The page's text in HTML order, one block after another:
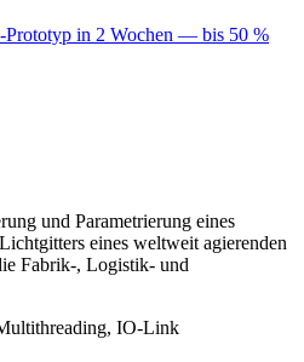
Prototyp in 2 Wochen — bis 50 %
und Parametrierung eines
eines weltweit agierenden
Fabrik-, Logistik- und
IO-Link